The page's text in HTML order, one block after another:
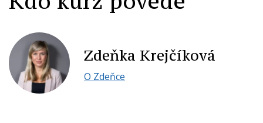
Zdeňka Krejčíková
O Zdeňce